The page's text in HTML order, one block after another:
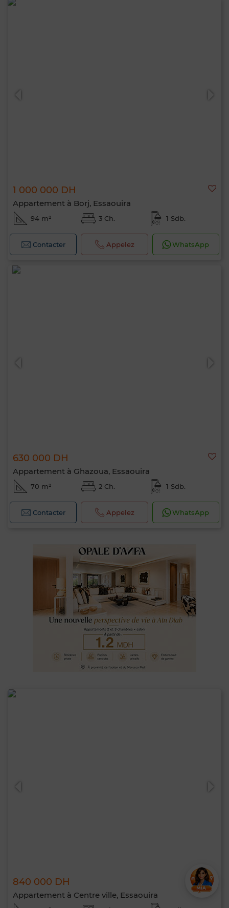
1 000 000 DH
Appartement à Borj, Essaouira
94 m² 3 Ch. 1 Sdb.
Contacter Appelez WhatsApp
630 000 DH
Appartement à Ghazoua, Essaouira
70 m² 2 Ch. 1 Sdb.
Contacter Appelez WhatsApp
840 000 DH
Appartement à Centre ville, Essaouira
0 / 500